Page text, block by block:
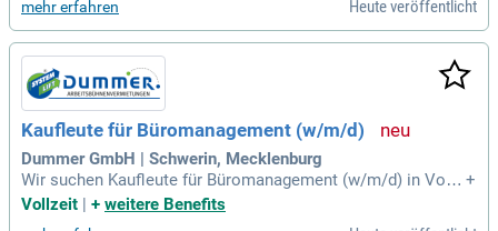
ten Meetings und Geschäftsreisen professionell vor und ver
walten die Posteingänge. Ideale Bewerber besitzen eine kau
fmännische Ausbildung und sehr gute Deutsch- sowie Engli
schkenntnisse. Ein sicherer Umgang mit Microsoft Office u
nd die Fähigkeit, auch in stressigen Momenten den Überblic
k zu bewahren, sind essenziell. Freuen Sie sich auf ein dyna
misches Arbeitsumfeld und wertvolle Mitarbeiterveranstaltu
ngen in unserem Unternehmen!
mehr erfahren Heute veröffentlicht
Kaufleute für Büromanagement (w/m/d)
Dummer GmbH | Schwerin, Mecklenburg
Wir suchen Kaufleute für Büromanagement (w/m/d) in Vollz
eit. In dieser Rolle präsentieren Sie unseren Kunden innovati
+
Vollzeit
+ weitere Benefits